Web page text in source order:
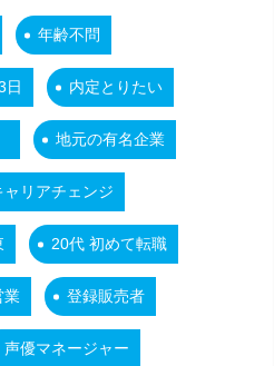
年齢不問
日 内定とりたい
地元の有名企業
ャリアチェンジ
20代 初めて転職
業 登録販売者
声優マネージャー